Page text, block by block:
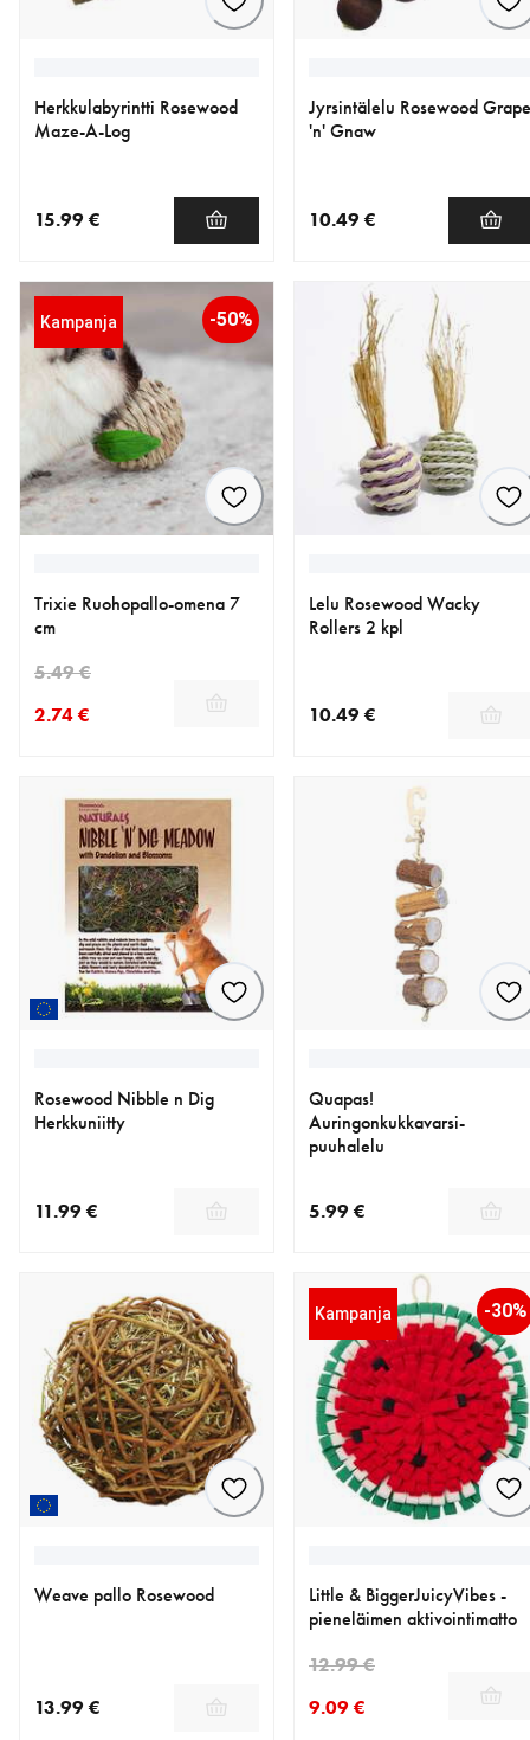
Herkkulabyrintti Rosewood
Maze-A-Log
15.99 €
Jyrsintälelu Rosewood Grape
'n' Gnaw
10.49 €
Kampanja -50%
Trixie Ruohopallo-omena 7
cm
2.74 €
5.49 €
Lelu Rosewood Wacky
Rollers 2 kpl
10.49 €
Rosewood Nibble n Dig
Herkkuniitty
11.99 €
Quapas!
Auringonkukkavarsi-
puuhalelu
5.99 €
Weave pallo Rosewood
13.99 €
Kampanja -30%
Little & BiggerJuicyVibes -
pieneläimen aktivointimatto
9.09 €
12.99 €